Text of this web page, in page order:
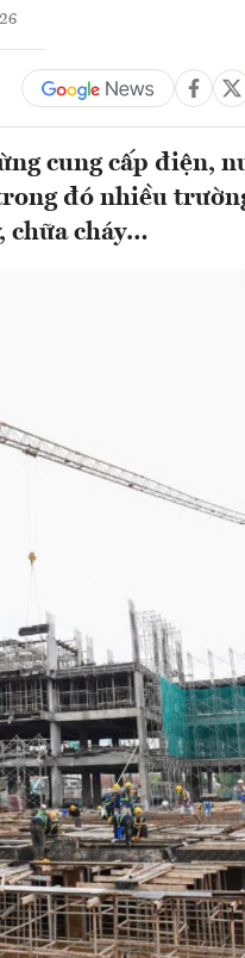
cung cấp điện,
đó nhiều
chữa cháy…